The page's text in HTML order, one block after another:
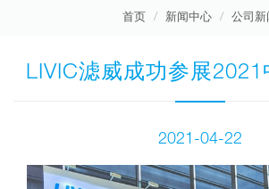
首页 新闻中心 公司新
LIVIC滤威成功参展2021
2021-04-22